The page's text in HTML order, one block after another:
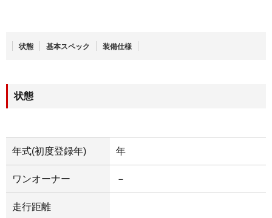
状態 基本スペック 装備仕様
状態
年式(初度登録年) 年
ワンオーナー －
走行距離